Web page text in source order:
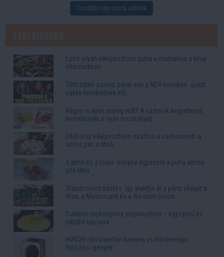
További népszerű videók
Ezért olyan elképesztően puha a marhahús a kínai
éttermekben
Tóth Ildikó szerint pánik van a NER köreiben: újabb
ügyek kerülhetnek elő
Régen is ilyen meleg volt? A számok kegyetlenül
lerombolják a nyári nosztalgiát
Ettől lesz elképesztően szaftos a csirkecomb: a
sörös pác a titok
3 alma és 3 tojás: ennyire egyszerű a puha almás
pite titka
Stabilcoinos fizetés: így alakítja át a pénz világát a
Visa, a Mastercard és a Western Union
Cukkinis tojáslepény serpenyőben – egyszerű és
laktató vacsora
HONOR okostelefon-kamera vs mindennapi
fotózási igények